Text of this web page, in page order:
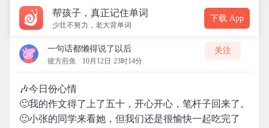
帮孩子，真正记住单词
少壮不努力，老大背单词
下载 App
一句话都懒得说了以后
彼方煎鱼 10月12日 23时14分
关注
🎶今日份心情
🙂我的作文得了上了五十，开心开心，笔杆子回来了。
🙂小张的同学来看她，但我们还是很愉快一起吃完了